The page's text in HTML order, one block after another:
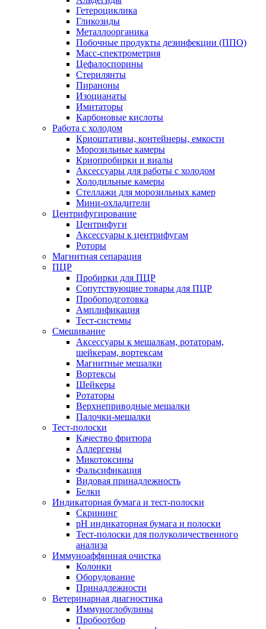
Гетероциклика
Гликозиды
Металлоорганика
Побочные продукты дезинфекции (ППО)
Масс-спектрометрия
Цефалоспорины
Стерилянты
Пираноны
Изоцианаты
Имитаторы
Карбоновые кислоты
Работа с холодом
Криоштативы, контейнеры, емкости
Морозильные камеры
Криопробирки и виалы
Аксессуары для работы с холодом
Холодильные камеры
Стеллажи для морозильных камер
Мини-охладители
Центрифугирование
Центрифуги
Аксессуары к центрифугам
Роторы
Магнитная сепарация
ПЦР
Пробирки для ПЦР
Сопутствующие товары для ПЦР
Пробоподготовка
Амплификация
Тест-системы
Смешивание
Аксессуары к мешалкам, ротаторам,
шейкерам, вортексам
Магнитные мешалки
Вортексы
Шейкеры
Ротаторы
Верхнеприводные мешалки
Палочки-мешалки
Тест-полоски
Качество фритюра
Аллергены
Микотоксины
Фальсификация
Видовая принадлежность
Белки
Индикаторная бумага и тест-полоски
Скрининг
pH индикаторная бумага и полоски
Тест-полоски для полуколичественного
анализа
Иммуноаффинная очистка
Колонки
Оборудование
Принадлежности
Ветеринарная диагностика
Иммуноглобулины
Пробоотбор